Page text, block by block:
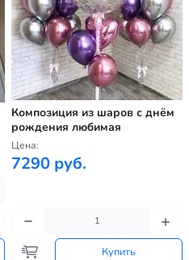
Композиция из шаров с днём
рождения любимая
Цена:
7290 руб.
Купить